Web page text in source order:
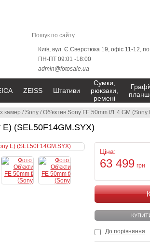
камер /Sony /Об'єктив Sony FE 50mm f/1.4 GM
(SEL50F14GM.SYX)
Ціна:
63 499 грн
До порівняння
Київ, вул. Є.Сверстюка 19, офіс 11-12,
ПН-ПТ 09:01 -18:00
admin@fotosale.ua
ZEISS Штативи
Сумки,
рюкзаки,
ремені